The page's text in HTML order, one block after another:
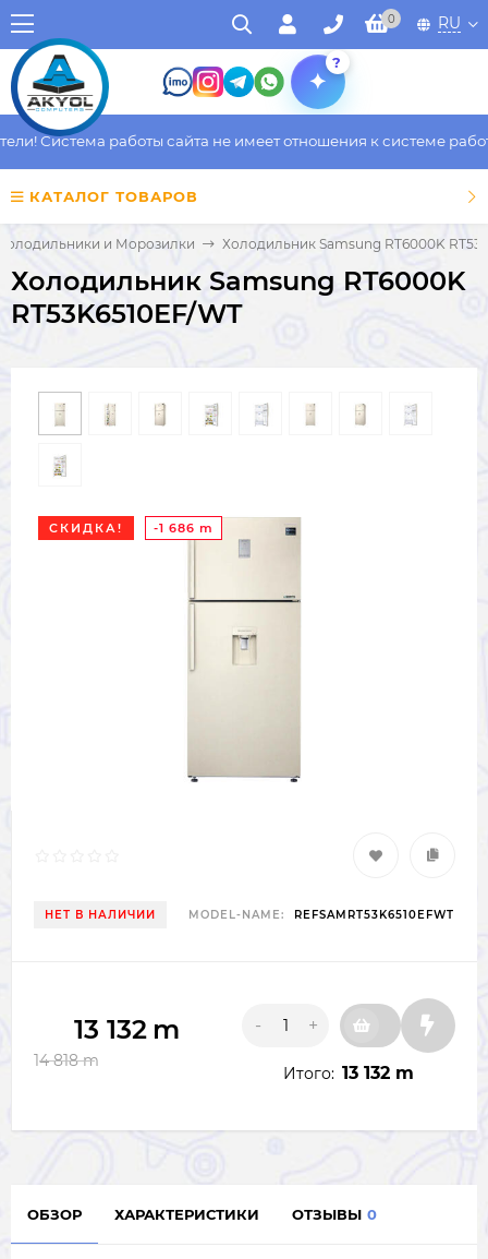
0 RU
?
Система работы сайта не имеет отношения к системе
КАТАЛОГ ТОВАРОВ
и Морозилки Холодильник Samsung RT6000K
Холодильник Samsung RT6000K
RT53K6510EF/WT
СКИДКА! -1 686 m
НЕТ В НАЛИЧИИ MODEL-NAME: REFSAMRT53K6510EFWT
13 132 m
14 818 m
- +
Итого: 13 132 m
ОБЗОР ХАРАКТЕРИСТИКИ ОТЗЫВЫ 0